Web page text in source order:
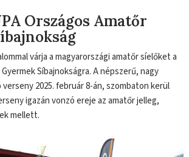
Országos Amatőr
várja a magyarországi amatőr síelőket a
Síbajnokságra. A népszerű, nagy
2025. február 8-án, szombaton kerül
igazán vonzó ereje az amatőr jelleg,
mellett.